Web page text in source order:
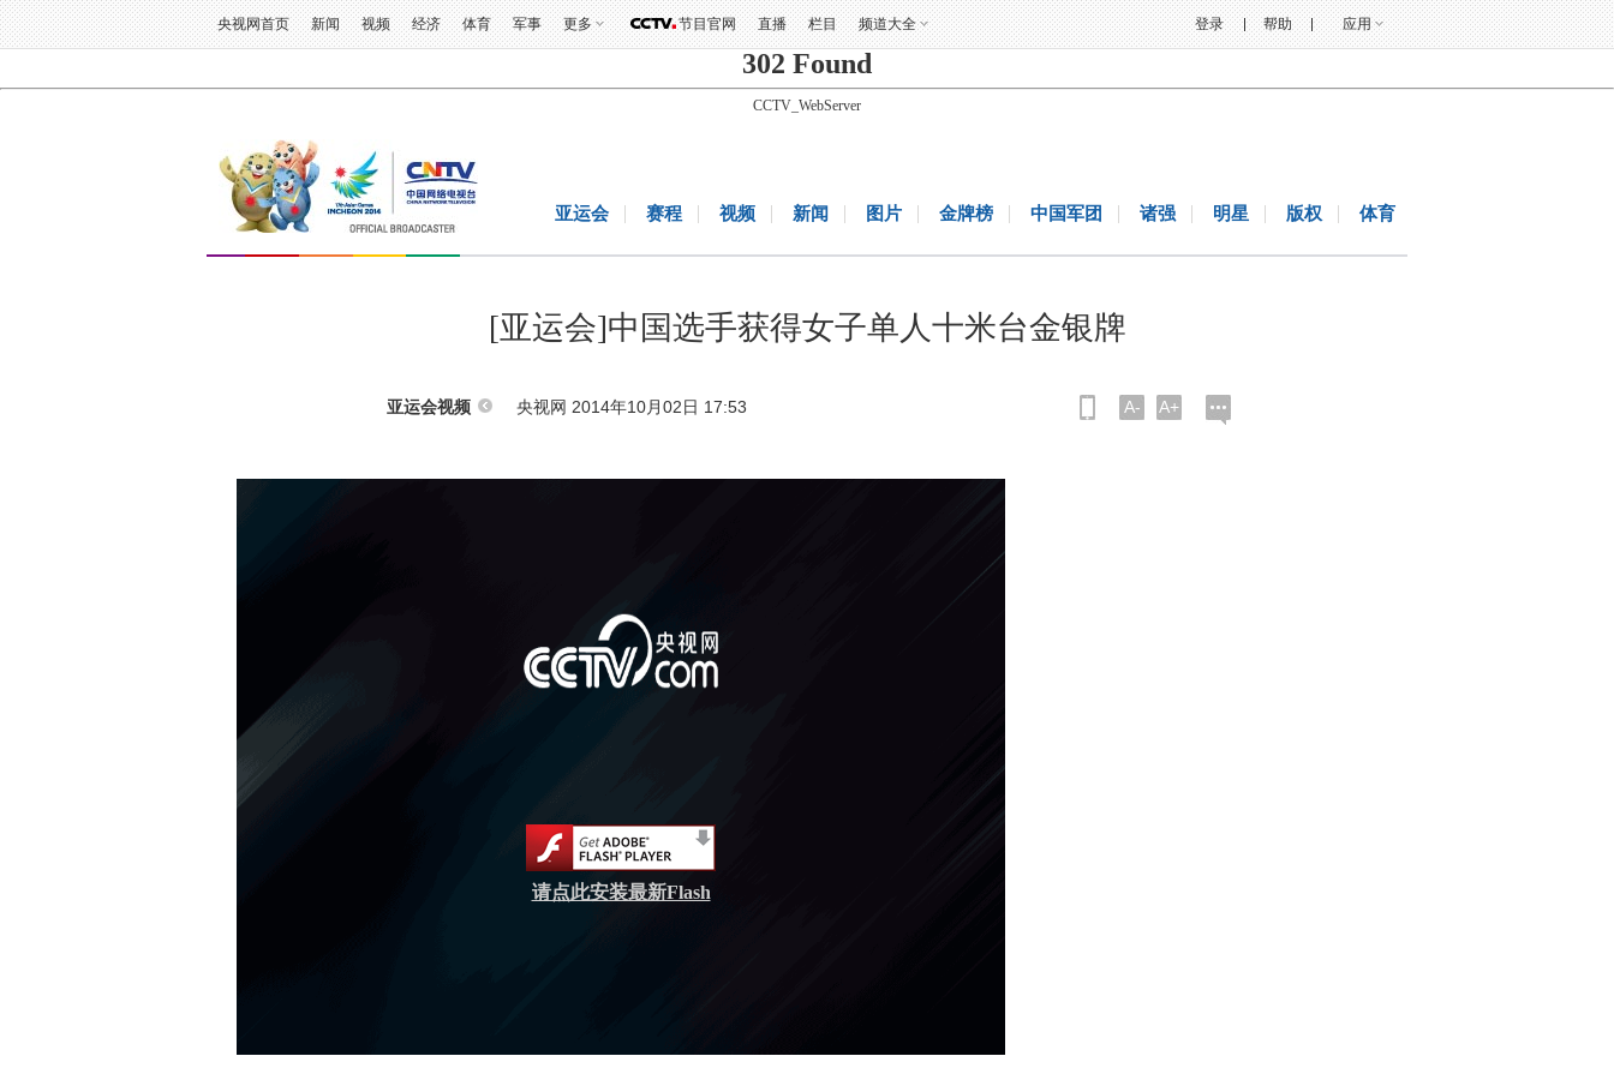
央视网首页 新闻 视频 经济 体育 军事 更多 节目官网 直播 栏目 频道大全 帮助 应用
登录
302 Found
CCTV_WebServer
亚运会 赛程 视频 新闻 图片 金牌榜 中国军团 诸强 明星 版权 体育
[亚运会]中国选手获得女子单人十米台金银牌
亚运会视频 央视网 2014年10月02日 17:53 A- A+
请点此安装最新Flash